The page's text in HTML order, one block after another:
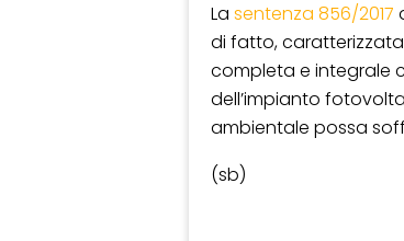
La sentenza 856/2017
di fatto,
completa e integrale
dell’impianto
ambientale possa
(sb)